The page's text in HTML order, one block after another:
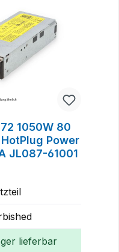
1050W 80
Power
JL087-61001
lieferbar